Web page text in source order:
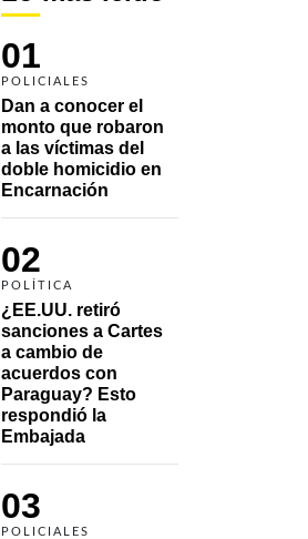
01
POLICIALES
Dan a conocer el
monto que robaron
a las víctimas del
doble homicidio en
Encarnación
02
POLÍTICA
¿EE.UU. retiró
sanciones a Cartes
a cambio de
acuerdos con
Paraguay? Esto
respondió la
Embajada
03
POLICIALES